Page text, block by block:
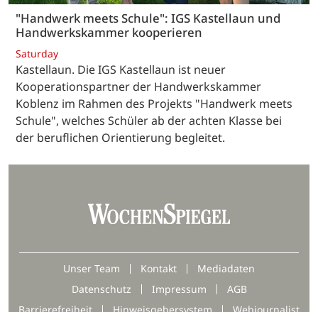
"Handwerk meets Schule": IGS Kastellaun und
Handwerkskammer kooperieren
Saturday
Kastellaun. Die IGS Kastellaun ist neuer
Kooperationspartner der Handwerkskammer
Koblenz im Rahmen des Projekts "Handwerk meets
Schule", welches Schüler ab der achten Klasse bei
der beruflichen Orientierung begleitet.
Unser Team Kontakt
Mediadaten
Datenschutz
Impressum
AGB
Barrierefreiheit
Hinweisgebersystem Webjournalist